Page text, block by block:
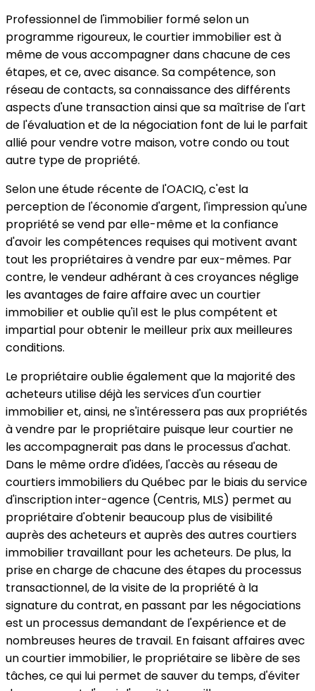
Professionnel de l'immobilier formé selon un
programme rigoureux, le courtier immobilier est à
même de vous accompagner dans chacune de ces
étapes, et ce, avec aisance. Sa compétence, son
réseau de contacts, sa connaissance des différents
aspects d'une transaction ainsi que sa maîtrise de l'art
de l'évaluation et de la négociation font de lui le parfait
allié pour vendre votre maison, votre condo ou tout
autre type de propriété.
Selon une étude récente de l'OACIQ, c'est la
perception de l'économie d'argent, l'impression qu'une
propriété se vend par elle-même et la confiance
d'avoir les compétences requises qui motivent avant
tout les propriétaires à vendre par eux-mêmes. Par
contre, le vendeur adhérant à ces croyances néglige
les avantages de faire affaire avec un courtier
immobilier et oublie qu'il est le plus compétent et
impartial pour obtenir le meilleur prix aux meilleures
conditions.
Le propriétaire oublie également que la majorité des
acheteurs utilise déjà les services d'un courtier
immobilier et, ainsi, ne s'intéressera pas aux propriétés
à vendre par le propriétaire puisque leur courtier ne
les accompagnerait pas dans le processus d'achat.
Dans le même ordre d'idées, l'accès au réseau de
courtiers immobiliers du Québec par le biais du service
d'inscription inter-agence (Centris, MLS) permet au
propriétaire d'obtenir beaucoup plus de visibilité
auprès des acheteurs et auprès des autres courtiers
immobilier travaillant pour les acheteurs. De plus, la
prise en charge de chacune des étapes du processus
transactionnel, de la visite de la propriété à la
signature du contrat, en passant par les négociations
est un processus demandant de l'expérience et de
nombreuses heures de travail. En faisant affaires avec
un courtier immobilier, le propriétaire se libère de ses
tâches, ce qui lui permet de sauver du temps, d'éviter